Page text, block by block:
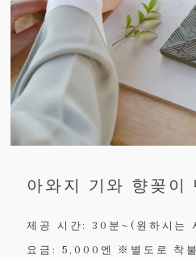
아와지 기와 향꽂이
제공 시간: 30분~(원하시는
요금: 5,000엔 ※별도로 착